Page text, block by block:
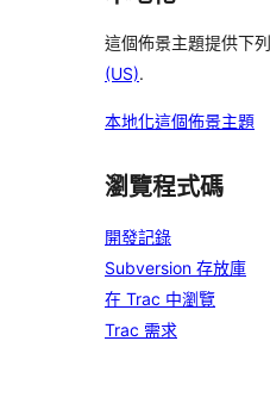
這個佈景主題提供下
(US).
本地化這個佈景主題
瀏覽程式碼
開發記錄
Subversion 存放庫
在 Trac 中瀏覽
Trac 需求